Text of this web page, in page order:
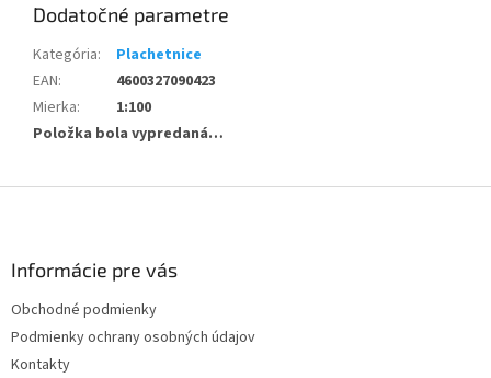
Dodatočné parametre
Kategória:
Plachetnice
EAN:
4600327090423
Mierka:
1:100
Položka bola vypredaná…
Informácie pre vás
Obchodné podmienky
Podmienky ochrany osobných údajov
Kontakty